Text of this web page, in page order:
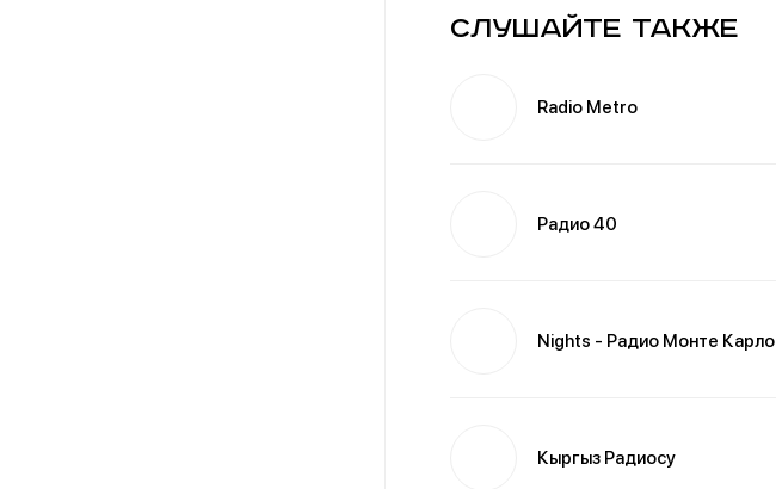
Слушайте также
Radio Metro
Радио 40
Nights - Радио Монте Карло
Кыргыз Радиосу